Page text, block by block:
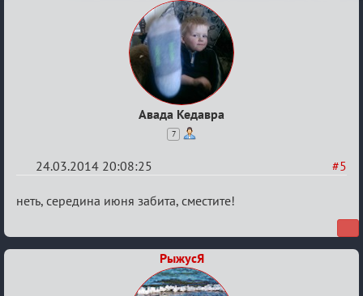
Авада Кедавра
7
#5
24.03.2014 20:08:25
Re:
лет
неть, середина июня забита, сместите!
РыжусЯ